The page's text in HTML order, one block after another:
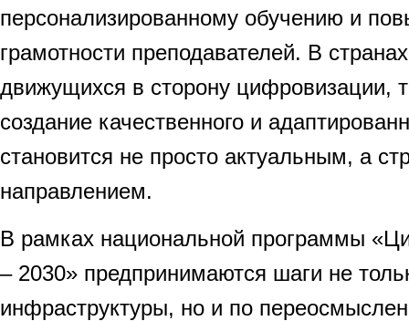
персонализированному обучению и
грамотности преподавателей. В
движущихся в сторону цифровизации,
создание качественного и
становится не просто актуальным, а
направлением.
В рамках национальной программы
– 2030» предпринимаются шаги не
инфраструктуры, но и по